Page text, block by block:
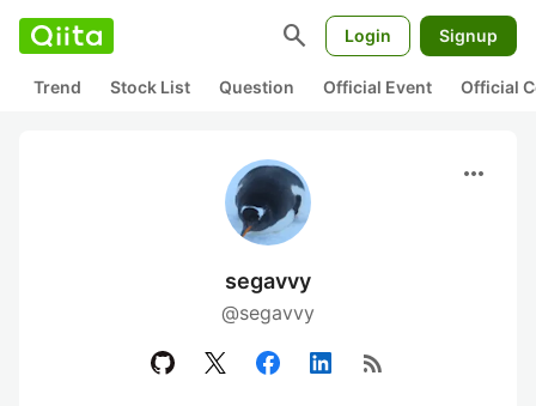
search Login Signup
Trend Stock List Question Official Event Official
more_horiz
segavvy
@segavvy
rss_feed